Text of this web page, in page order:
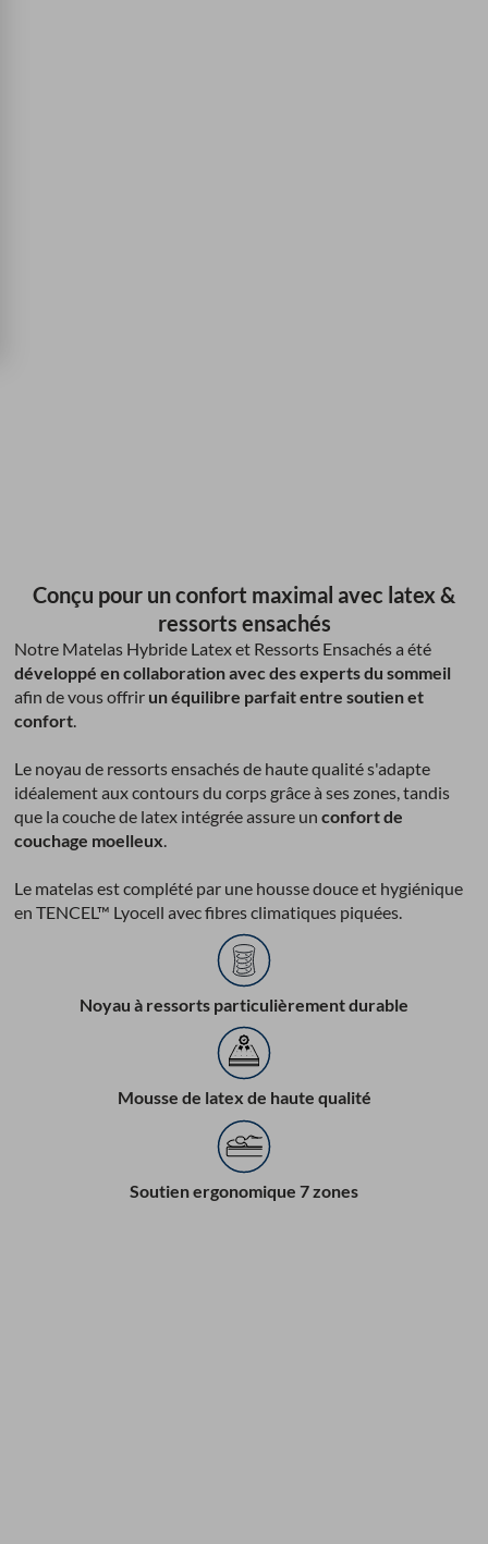
Conçu pour un confort maximal avec latex &
ressorts ensachés
Notre Matelas Hybride Latex et Ressorts Ensachés a été
développé en collaboration avec des experts du sommeil
afin de vous offrir un équilibre parfait entre soutien et
confort
Le noyau de ressorts ensachés de haute qualité s'adapte
idéalement aux contours du corps grâce à ses zones, tandis
que la couche de latex intégrée assure unconfort de
couchage moelleux
Le matelas est complété par une housse douce et hygiénique
en TENCEL™ Lyocell avec fibres climatiques piquées.
Noyau à ressorts particulièrement durable
Mousse de latex de haute qualité
Soutien ergonomique 7 zones